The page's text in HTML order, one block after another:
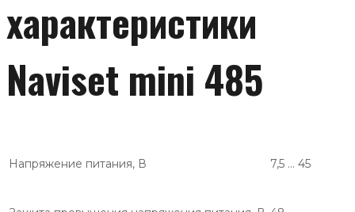
характеристики
Naviset mini 485
Напряжение питания, В 7,5 … 45